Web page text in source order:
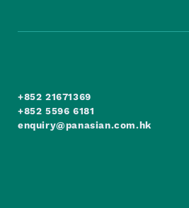
+852 21671369
+852 5596 6181
enquiry@panasian.com.hk